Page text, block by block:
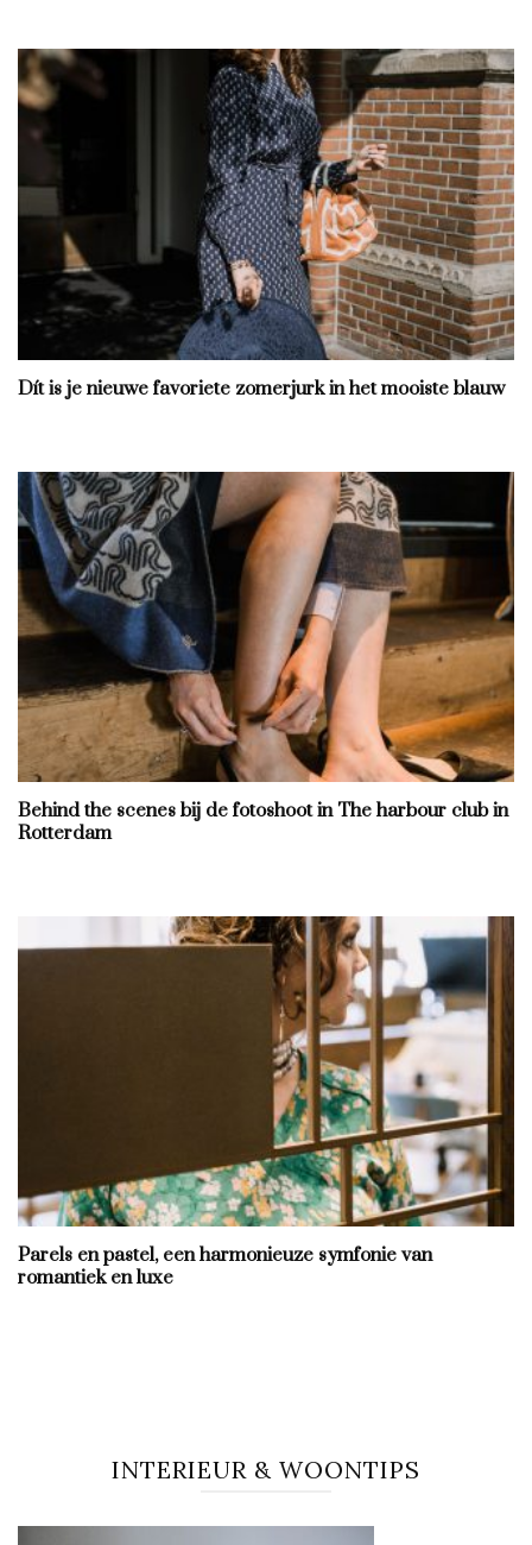
Dít is je nieuwe favoriete zomerjurk in het mooiste blauw
Behind the scenes bij de fotoshoot in The harbour club in
Rotterdam
Parels en pastel, een harmonieuze symfonie van
romantiek en luxe
INTERIEUR & WOONTIPS